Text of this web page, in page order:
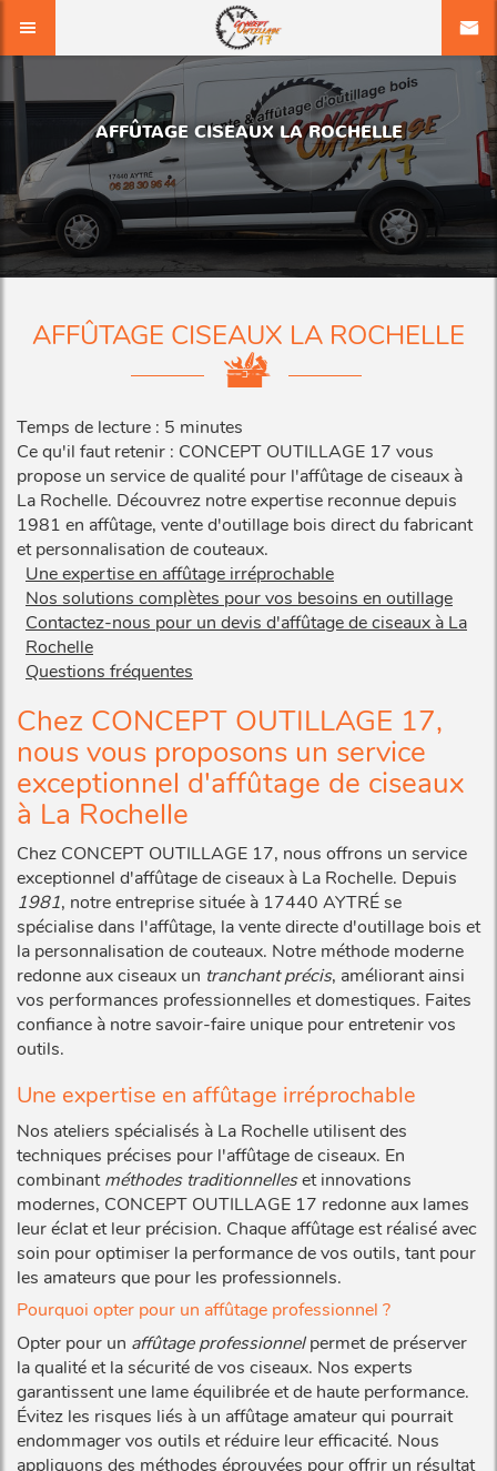
AFFÛTAGE CISEAUX LA ROCHELLE
AFFÛTAGE CISEAUX LA ROCHELLE
Temps de lecture : 5 minutes
Ce qu'il faut retenir : CONCEPT OUTILLAGE 17 vous
propose un service de qualité pour l'affûtage de ciseaux à
La Rochelle. Découvrez notre expertise reconnue depuis
1981 en affûtage, vente d'outillage bois direct du fabricant
et personnalisation de couteaux.
Une expertise en affûtage irréprochable
Nos solutions complètes pour vos besoins en outillage
Contactez-nous pour un devis d'affûtage de ciseaux à La
Rochelle
Questions fréquentes
Chez CONCEPT OUTILLAGE 17,
nous vous proposons un service
exceptionnel d'affûtage de ciseaux
à La Rochelle
Chez CONCEPT OUTILLAGE 17, nous offrons un service
exceptionnel d'affûtage de ciseaux à La Rochelle. Depuis
1981, notre entreprise située à 17440 AYTRÉ se
spécialise dans l'affûtage, la vente directe d'outillage bois et
la personnalisation de couteaux. Notre méthode moderne
redonne aux ciseaux un tranchant précis, améliorant ainsi
vos performances professionnelles et domestiques. Faites
confiance à notre savoir-faire unique pour entretenir vos
outils.
Une expertise en affûtage irréprochable
Nos ateliers spécialisés à La Rochelle utilisent des
techniques précises pour l'affûtage de ciseaux. En
combinantméthodes traditionnelleset innovations
modernes, CONCEPT OUTILLAGE 17 redonne aux lames
leur éclat et leur précision. Chaque affûtage est réalisé avec
soin pour optimiser la performance de vos outils, tant pour
les amateurs que pour les professionnels.
Pourquoi opter pour un affûtage professionnel ?
Opter pour un affûtage professionnelpermet de préserver
la qualité et la sécurité de vos ciseaux. Nos experts
garantissent une lame équilibrée et de haute performance.
Évitez les risques liés à un affûtage amateur qui pourrait
endommager vos outils et réduire leur efficacité. Nous
appliquons des méthodes éprouvées pour offrir un résultat